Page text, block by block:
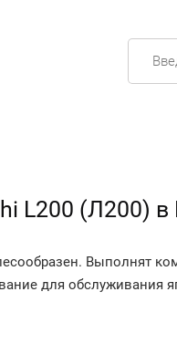
L200 (Л200)
Выполнят
для обслуживания